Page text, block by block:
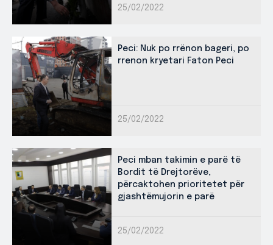
25/02/2022
Peci: Nuk po rrënon bageri, po
rrenon kryetari Faton Peci
25/02/2022
Peci mban takimin e parë të
Bordit të Drejtorëve,
përcaktohen prioritetet për
gjashtëmujorin e parë
25/02/2022